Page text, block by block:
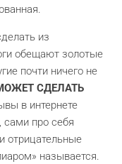
из
обещают золотые
почти ничего не
СДЕЛАТЬ
в интернете
сами про себя
отрицательные
называется.